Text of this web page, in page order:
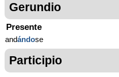
Gerundio
Presente
andándose
Participio